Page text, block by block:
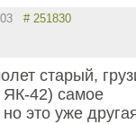
# 251830
старый,
ЯК-42) самое
это уже